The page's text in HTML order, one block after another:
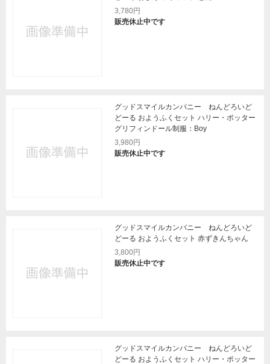
3,780円
販売休止中です
グッドスマイルカンパニー ねんどろいど
どーる おようふくセット ハリー・ポッター
グリフィンドール制服：Boy
3,980円
販売休止中です
グッドスマイルカンパニー ねんどろいど
どーる おようふくセット 赤ずきんちゃん
3,800円
販売休止中です
グッドスマイルカンパニー ねんどろいど
どーる おようふくセット ハリー・ポッター